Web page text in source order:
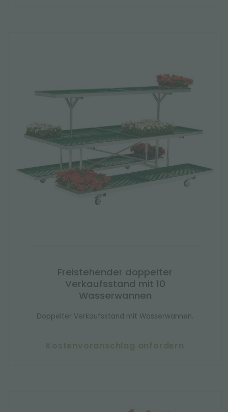
Freistehender doppelter
Verkaufsstand mit 10
Wasserwannen
Doppelter Verkaufsstand mit Wasserwannen.
Kostenvoranschlag anfordern